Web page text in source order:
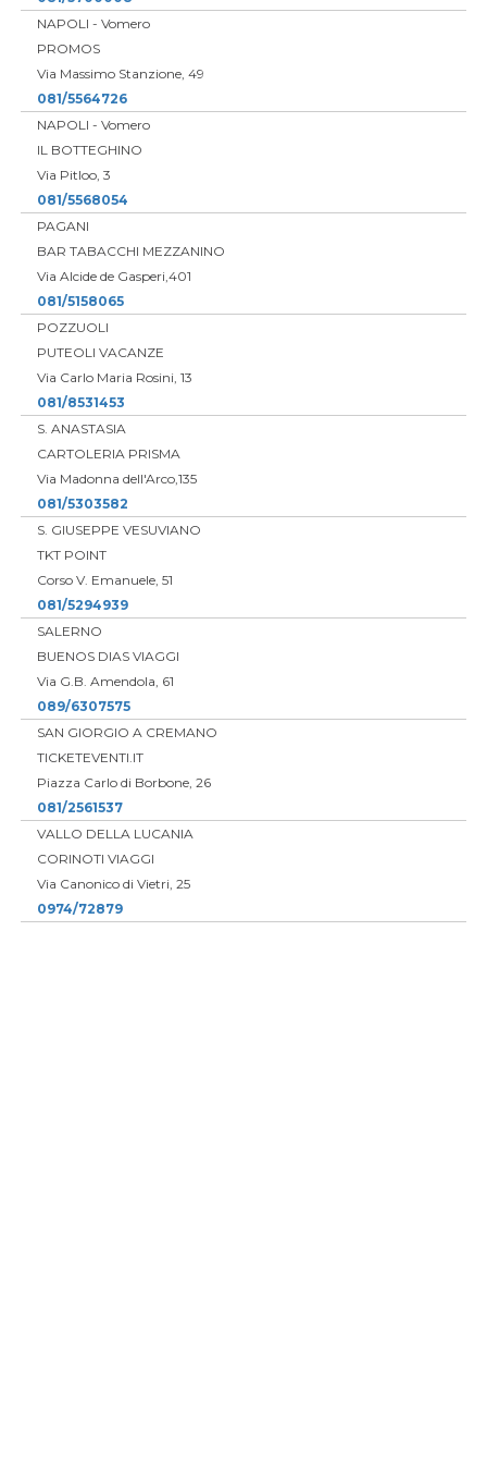
NAPOLI - Vomero
PROMOS
Via Massimo Stanzione, 49
081/5564726
NAPOLI - Vomero
IL BOTTEGHINO
Via Pitloo, 3
081/5568054
PAGANI
BAR TABACCHI MEZZANINO
Via Alcide de Gasperi,401
081/5158065
POZZUOLI
PUTEOLI VACANZE
Via Carlo Maria Rosini, 13
081/8531453
S. ANASTASIA
CARTOLERIA PRISMA
Via Madonna dell'Arco,135
081/5303582
S. GIUSEPPE VESUVIANO
TKT POINT
Corso V. Emanuele, 51
081/5294939
SALERNO
BUENOS DIAS VIAGGI
Via G.B. Amendola, 61
089/6307575
SAN GIORGIO A CREMANO
TICKETEVENTI.IT
Piazza Carlo di Borbone, 26
081/2561537
VALLO DELLA LUCANIA
CORINOTI VIAGGI
Via Canonico di Vietri, 25
0974/72879